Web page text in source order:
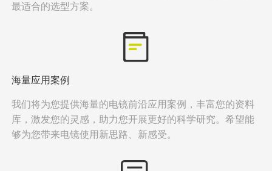
最适合的选型方案。
海量应用案例
我们将为您提供海量的电镜前沿应用案例，丰富您的资料
库，激发您的灵感，助力您开展更好的科学研究。希望能
够为您带来电镜使用新思路、新感受。